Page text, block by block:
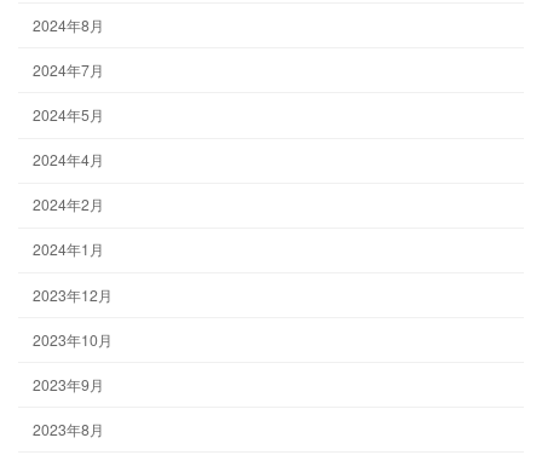
2024年8月
2024年7月
2024年5月
2024年4月
2024年2月
2024年1月
2023年12月
2023年10月
2023年9月
2023年8月